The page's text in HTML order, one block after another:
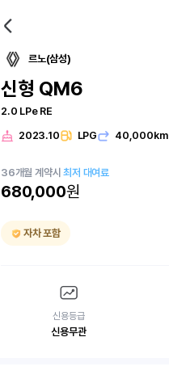
르노(삼성)
신형 QM6
2.0 LPe RE
2023.10 LPG 40,000km
36개월 계약시최저 대여료
680,000원
자차 포함
신용등급
신용무관